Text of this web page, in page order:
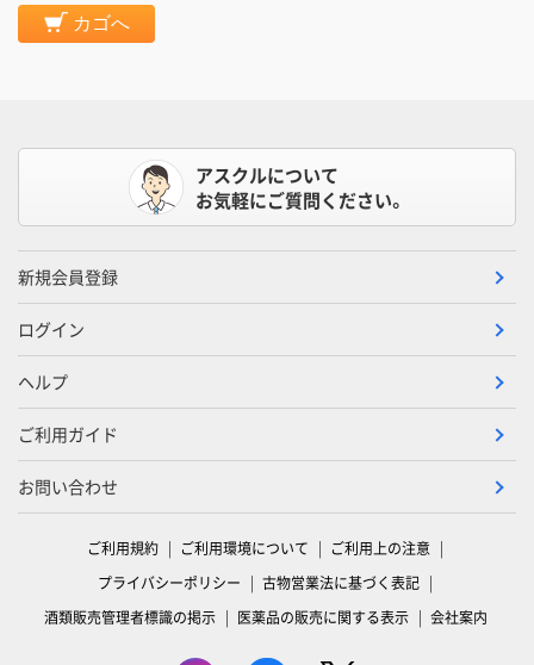
カゴへ
アスクルについて
お気軽にご質問ください。
新規会員登録
ログイン
ヘルプ
ご利用ガイド
お問い合わせ
ご利用規約 ご利用環境について
ご利用上の注意
プライバシーポリシー
古物営業法に基づく表記
酒類販売管理者標識の掲示
医薬品の販売に関する表示 会社案内